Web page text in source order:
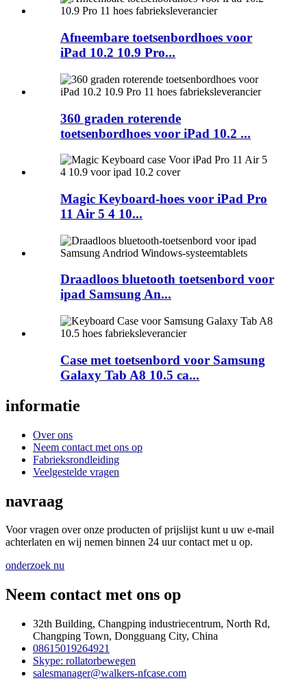
Afneembare toetsenbordhoes voor
iPad 10.2 10.9 Pro...
360 graden roterende
toetsenbordhoes voor iPad 10.2 ...
Magic Keyboard-hoes voor iPad Pro
11 Air 5 4 10...
Draadloos bluetooth toetsenbord voor
ipad Samsung An...
Case met toetsenbord voor Samsung
Galaxy Tab A8 10.5 ca...
informatie
Over ons
Neem contact met ons op
Fabrieksrondleiding
Veelgestelde vragen
navraag
Voor vragen over onze producten of prijslijst kunt u uw e-mail
achterlaten en wij nemen binnen 24 uur contact met u op.
onderzoek nu
Neem contact met ons op
32th Building, Changping industriecentrum, North Rd,
Changping Town, Dongguang City, China
08615019264921
Skype: rollatorbewegen
salesmanager@walkers-nfcase.com